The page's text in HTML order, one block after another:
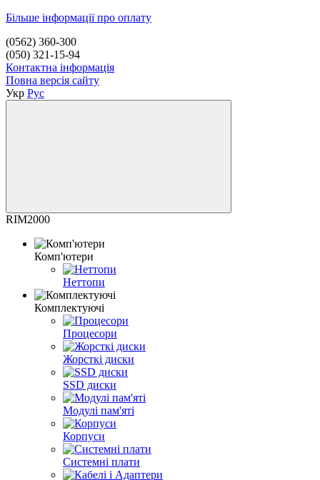
Більше інформації про оплату
(0562) 360-300
(050) 321-15-94
Контактна інформація
Повна версія сайту
Укр Рус
RIM2000
Комп'ютери
Неттопи
Комплектуючі
Процесори
Жорсткі диски
SSD диски
Модулі пам'яті
Корпуси
Системні плати